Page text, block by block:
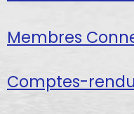
Membres
Comptes-